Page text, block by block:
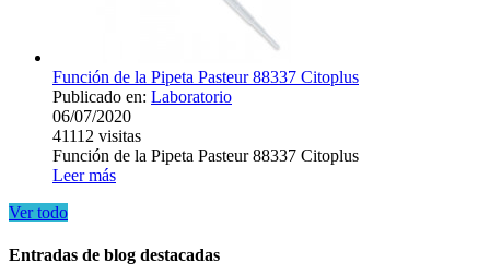
Función de la Pipeta Pasteur 88337 Citoplus
Publicado en: Laboratorio
06/07/2020
41112 visitas
Función de la Pipeta Pasteur 88337 Citoplus
Leer más
Ver todo
Entradas de blog destacadas